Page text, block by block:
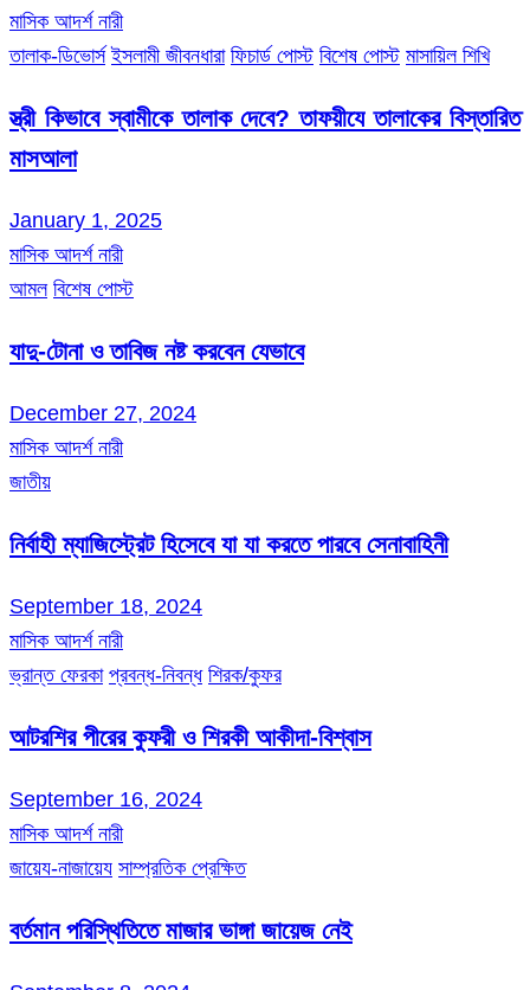
মাসিক আদর্শ নারী
তালাক-ডিভোর্স ইসলামী জীবনধারা ফিচার্ড পোস্ট বিশেষ পোস্ট মাসায়িল শিখি
স্ত্রী কিভাবে স্বামীকে তালাক দেবে? তাফয়ীযে তালাকের বিস্তারিত
মাসআলা
January 1, 2025
মাসিক আদর্শ নারী
আমল বিশেষ পোস্ট
যাদু-টোনা ও তাবিজ নষ্ট করবেন যেভাবে
December 27, 2024
মাসিক আদর্শ নারী
জাতীয়
নির্বাহী ম্যাজিস্ট্রেট হিসেবে যা যা করতে পারবে সেনাবাহিনী
September 18, 2024
মাসিক আদর্শ নারী
ভ্রান্ত ফেরকা প্রবন্ধ-নিবন্ধ শিরক/কুফর
আটরশির পীরের কুফরী ও শিরকী আকীদা-বিশ্বাস
September 16, 2024
মাসিক আদর্শ নারী
জায়েয-নাজায়েয সাম্প্রতিক প্রেক্ষিত
বর্তমান পরিস্থিতিতে মাজার ভাঙ্গা জায়েজ নেই